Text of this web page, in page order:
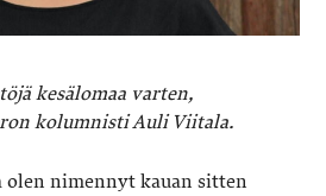
kesälomaa varten,
kolumnisti Auli Viitala.
nimennyt kauan sitten